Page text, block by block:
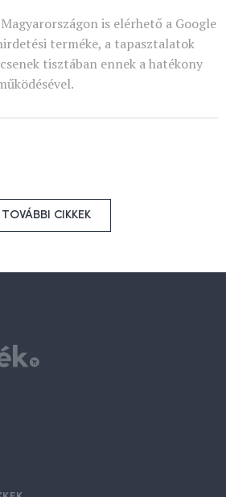
is elérhető a Google
terméke, a tapasztalatok
tisztában ennek a hatékony
TOVÁBBI CIKKEK